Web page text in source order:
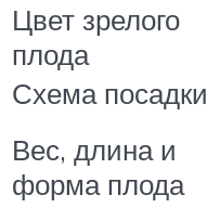
Цвет зрелого
плода
Схема посадки
Вес, длина и
форма плода